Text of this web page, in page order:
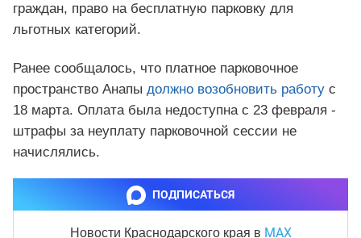
граждан, право на бесплатную парковку для
льготных категорий.
Ранее сообщалось, что платное парковочное
пространство Анапы должно возобновить работу с
18 марта. Оплата была недоступна с 23 февраля -
штрафы за неуплату парковочной сессии не
начислялись.
ПОДПИСАТЬСЯ
Новости Краснодарского края в MAX